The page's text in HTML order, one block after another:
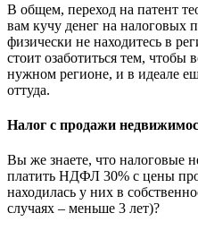
В общем, переход на патент
вам кучу денег на налоговых
физически не находитесь в
стоит озаботиться тем,
нужном регионе, и в идеале
оттуда.
Налог с продажи
Вы же знаете, что налоговые
платить НДФЛ 30% с цены
находилась у них в
случаях – меньше 3 лет)?